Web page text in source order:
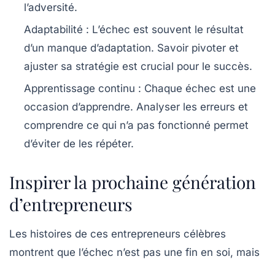
l’adversité.
Adaptabilité : L’échec est souvent le résultat
d’un manque d’adaptation. Savoir pivoter et
ajuster sa stratégie est crucial pour le succès.
Apprentissage continu : Chaque échec est une
occasion d’apprendre. Analyser les erreurs et
comprendre ce qui n’a pas fonctionné permet
d’éviter de les répéter.
Inspirer la prochaine génération
d’entrepreneurs
Les histoires de ces entrepreneurs célèbres
montrent que l’échec n’est pas une fin en soi, mais